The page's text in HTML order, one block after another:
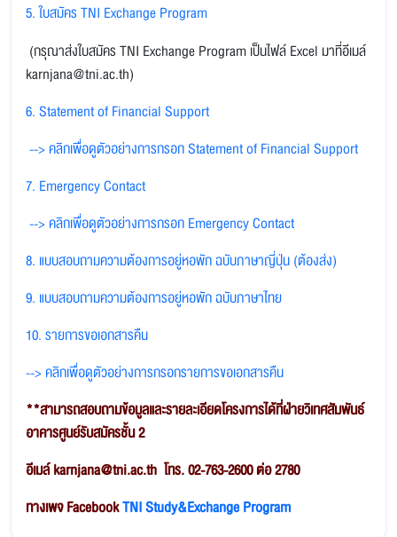
5. ใบสมัคร TNI Exchange Program
(กรุณาส่งใบสมัครTNI Exchange Programเป็นไฟล์Excel มาที่อีเมล์
karnjana@tni.ac.th)
6. Statement of Financial Support
--> คลิกเพื่อดูตัวอย่างการกรอก Statement of Financial Support
7. Emergency Contact
--> คลิกเพื่อดูตัวอย่างการกรอก Emergency Contact
8. แบบสอบถามความต้องการอยู่หอพัก ฉบับภาษาญี่ปุ่น (ต้องส่ง)
9. แบบสอบถามความต้องการอยู่หอพัก ฉบับภาษาไทย
10. รายการขอเอกสารคืน
--> คลิกเพื่อดูตัวอย่างการกรอกรายการขอเอกสารคืน
**สามารถสอบถามข้อมูลและรายละเอียดโครงการได้ที่ฝ่ายวิเทศสัมพันธ์
อาคารศูนย์รับสมัครชั้น 2
อีเมล์karnjana@tni.ac.th โทร. 02-763-2600 ต่อ 2780
ทางเพจFacebookTNI Study&Exchange Program